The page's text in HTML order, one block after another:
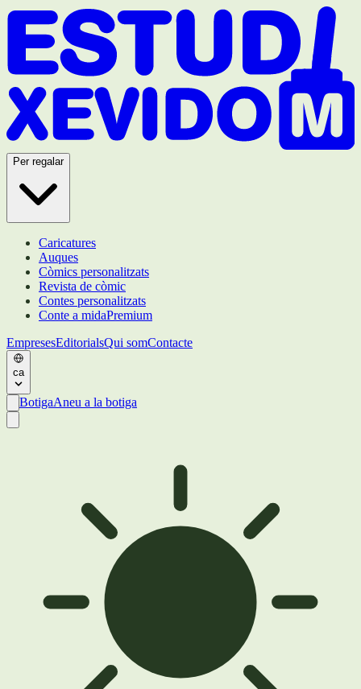
Per regalar
Caricatures
Auques
Còmics personalitzats
Revista de còmic
Contes personalitzats
Conte a midaPremium
EmpresesEditorialsQui somContacte
ca
BotigaAneu a la botiga